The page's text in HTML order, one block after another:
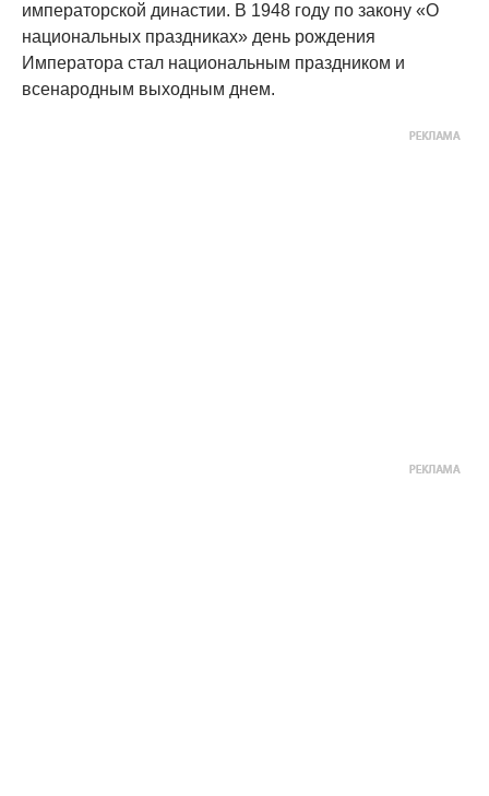
императорской династии. В 1948 году по закону «О
национальных праздниках» день рождения
Императора стал национальным праздником и
всенародным выходным днем.